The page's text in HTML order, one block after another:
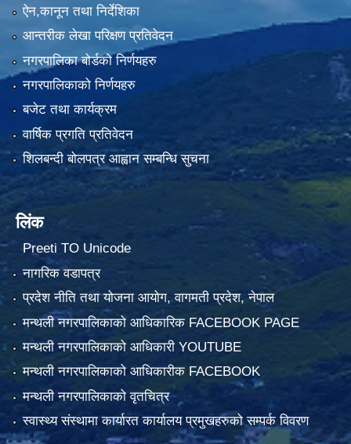
ऐन,कानून तथा निर्देशिका
आन्तरीक लेखा परिक्षण प्रतिवेदन
नगरपालिका बोर्डको निर्णयहरु
नगरपालिकाको निर्णयहरु
बजेट तथा कार्यक्रम
वार्षिक प्रगति प्रतिवेदन
शिलबन्दी बोलपत्र आह्वान सम्बन्धि सुचना
लिंक
Preeti TO Unicode
नागरिक वडापत्र
प्रदेश नीति तथा योजना आयोग, वागमती प्रदेश, नेपाल
मन्थली नगरपालिकाको आधिकारिक FACEBOOK PAGE
मन्थली नगरपालिकाको आधिकारी YOUTUBE
मन्थली नगरपालिकाको आधिकारीक FACEBOOK
मन्थली नगरपालिकाको वृतचित्र
स्वास्थ्य संस्थामा कार्यारत कार्यालय प्रमुखहरुको सम्पर्क विवरण